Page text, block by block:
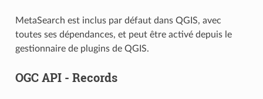
MetaSearch est inclus par défaut dans QGIS, avec
toutes ses dépendances, et peut être activé depuis le
gestionnaire de plugins de QGIS.
OGC API - Records